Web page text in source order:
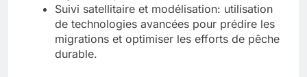
Suivi satellitaire et modélisation: utilisation
de technologies avancées pour prédire les
migrations et optimiser les efforts de pêche
durable.